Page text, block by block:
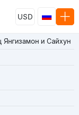
USD
Янгизамон и Сайхун